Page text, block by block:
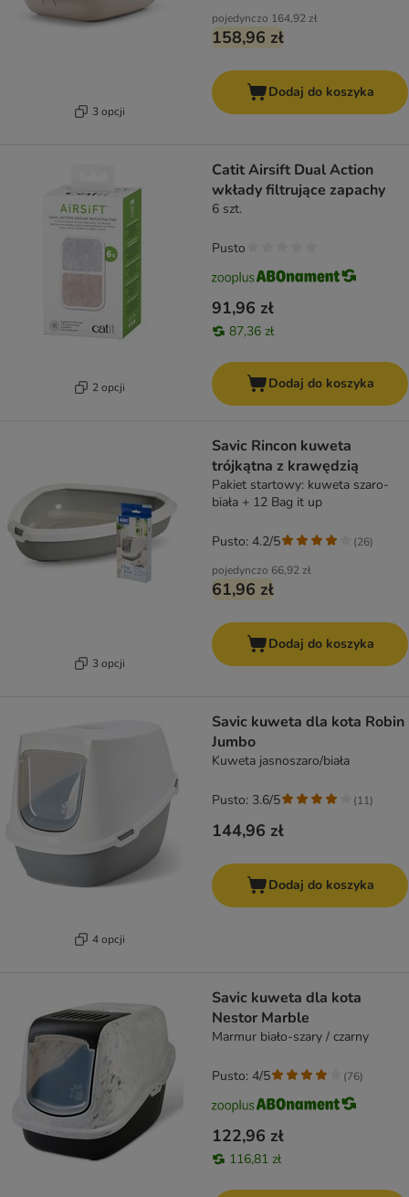
3 opcji
pojedynczo 164,92 zł
158,96 zł
Dodaj do koszyka
2 opcji
Catit Airsift Dual Action
wkłady filtrujące zapachy
6 szt.
91,96 zł
87,36 zł
Pusto
Dodaj do koszyka
3 opcji
Savic Rincon kuweta
trójkątna z krawędzią
Pakiet startowy: kuweta szaro-
biała + 12 Bag it up
pojedynczo 66,92 zł
61,96 zł
Pusto: 4.2/5 (26)
Dodaj do koszyka
4 opcji
Savic kuweta dla kota Robin
Jumbo
Kuweta jasnoszaro/biała
144,96 zł
Pusto: 3.6/5 (11)
Dodaj do koszyka
Savic kuweta dla kota
Nestor Marble
Marmur biało-szary / czarny
122,96 zł
116,81 zł
Pusto: 4/5 (76)